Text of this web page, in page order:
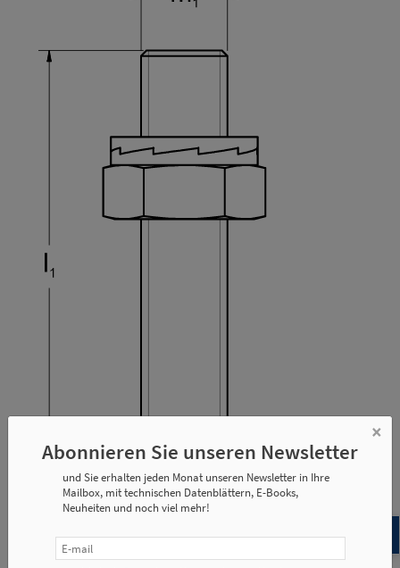
×
Abonnieren Sie unseren Newsletter
und Sie erhalten jeden Monat unseren Newsletter in Ihre
Mailbox, mit technischen Datenblättern, E-Books,
Neuheiten und noch viel mehr!